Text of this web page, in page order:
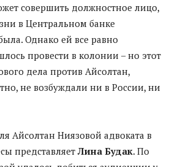
совершить должностное лицо,
в Центральном банке
Однако ей все равно
провести в колонии – но этот
дела против Айсолтан,
не возбуждали ни в России, ни
Айсолтан Ниязовой адвоката в
представляетЛина Будак. По